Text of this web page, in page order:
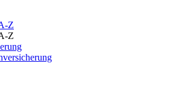
Z
Z